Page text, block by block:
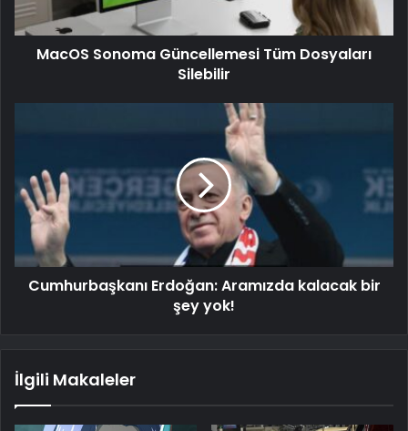
MacOS Sonoma Güncellemesi Tüm Dosyaları
Silebilir
Cumhurbaşkanı Erdoğan: Aramızda kalacak bir
şey yok!
İlgili Makaleler